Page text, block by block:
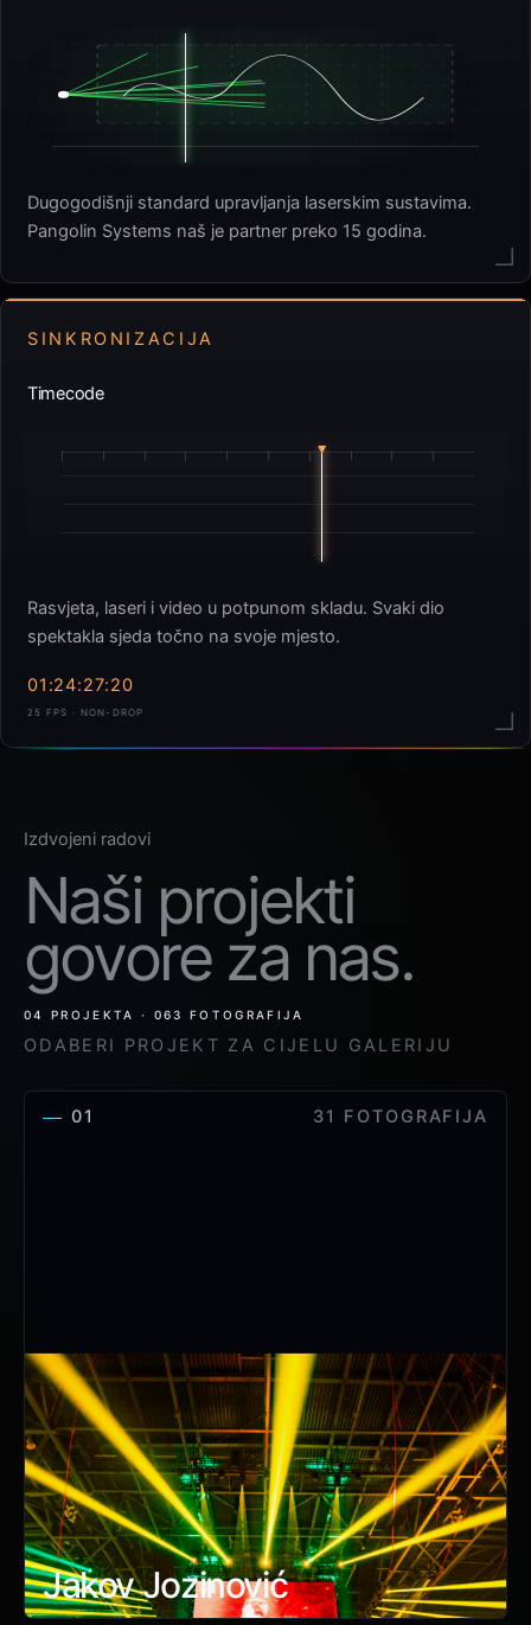
Dugogodišnji standard upravljanja laserskim sustavima.
Pangolin Systems naš je partner preko 15 godina.
SINKRONIZACIJA
Timecode
Rasvjeta, laseri i video u potpunom skladu. Svaki dio
spektakla sjeda točno na svoje mjesto.
01:24:30:19
25 FPS · NON-DROP
Izdvojeni radovi
Naši projekti
govore za nas.
04 PROJEKTA · 063 FOTOGRAFIJA
ODABERI PROJEKT ZA CIJELU GALERIJU
Jakov Jozinović
01 31 FOTOGRAFIJA